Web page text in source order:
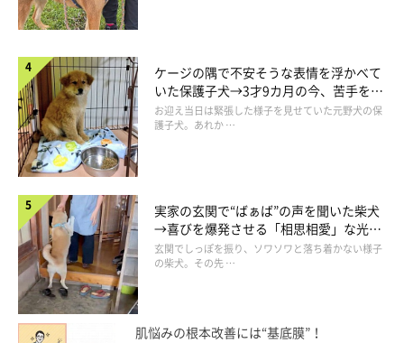
ケージの隅で不安そうな表情を浮かべて
いた保護子犬→3才9カ月の今、苦手を克
服し頼もしいコに成長！
お迎え当日は緊張した様子を見せていた元野犬の保
護子犬。あれか …
実家の玄関で“ばぁば”の声を聞いた柴犬
→喜びを爆発させる「相思相愛」な光景
にほっこり
玄関でしっぽを振り、ソワソワと落ち着かない様子
の柴犬。その先 …
肌悩みの根本改善には“基底膜”！